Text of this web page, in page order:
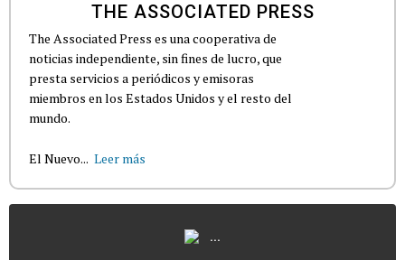
THE ASSOCIATED PRESS
The Associated Press es una cooperativa de
noticias independiente, sin fines de lucro, que
presta servicios a periódicos y emisoras
miembros en los Estados Unidos y el resto del
mundo.
El Nuevo... Leer más
...